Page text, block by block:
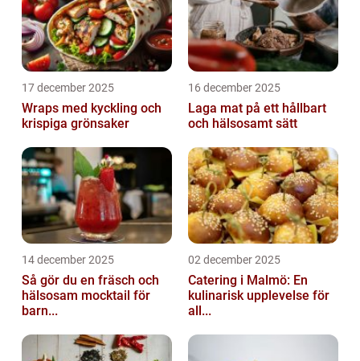
17 december 2025
Wraps med kyckling och
krispiga grönsaker
16 december 2025
Laga mat på ett hållbart
och hälsosamt sätt
14 december 2025
Så gör du en fräsch och
hälsosam mocktail för
barn...
02 december 2025
Catering i Malmö: En
kulinarisk upplevelse för
all...